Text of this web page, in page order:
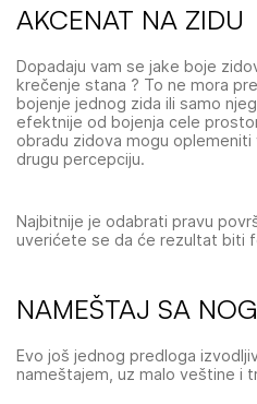
AKCENAT NA ZIDU
Dopadaju vam se jake boje
krečenje stana ? To ne mora
bojenje jednog zida ili samo
efektnije od bojenja cele
obradu zidova mogu
drugu percepciju.
Najbitnije je odabrati pravu
uverićete se da će rezultat biti
NAMEŠTAJ SA
Evo još jednog predloga
nameštajem, uz malo veštine i